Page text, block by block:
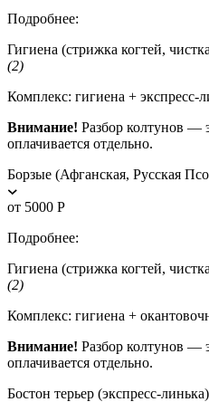
Подробнее:
Гигиена (стрижка когтей,
(2)
Комплекс: гигиена + экспресс-
Внимание! Разбор колтунов —
оплачивается отдельно.
Борзые (Афганская, Русская
от 5000 Р
Подробнее:
Гигиена (стрижка когтей,
(2)
Комплекс: гигиена +
Внимание! Разбор колтунов —
оплачивается отдельно.
Бостон терьер (экспресс-линька)